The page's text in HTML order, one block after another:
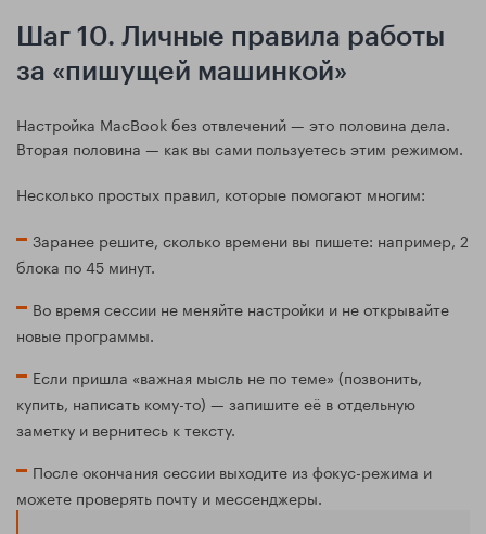
Шаг 10. Личные правила работы
за «пишущей машинкой»
Настройка MacBook без отвлечений — это половина дела.
Вторая половина — как вы сами пользуетесь этим режимом.
Несколько простых правил, которые помогают многим:
Заранее решите, сколько времени вы пишете: например, 2
блока по 45 минут.
Во время сессии не меняйте настройки и не открывайте
новые программы.
Если пришла «важная мысль не по теме» (позвонить,
купить, написать кому-то) — запишите её в отдельную
заметку и вернитесь к тексту.
После окончания сессии выходите из фокус-режима и
можете проверять почту и мессенджеры.